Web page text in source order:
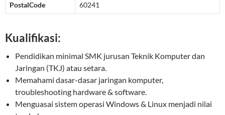
PostalCode 60241
Kualifikasi:
Pendidikan minimal SMK jurusan Teknik Komputer dan
Jaringan (TKJ) atau setara.
Memahami dasar-dasar jaringan komputer,
troubleshooting hardware & software.
Menguasai sistem operasi Windows & Linux menjadi nilai